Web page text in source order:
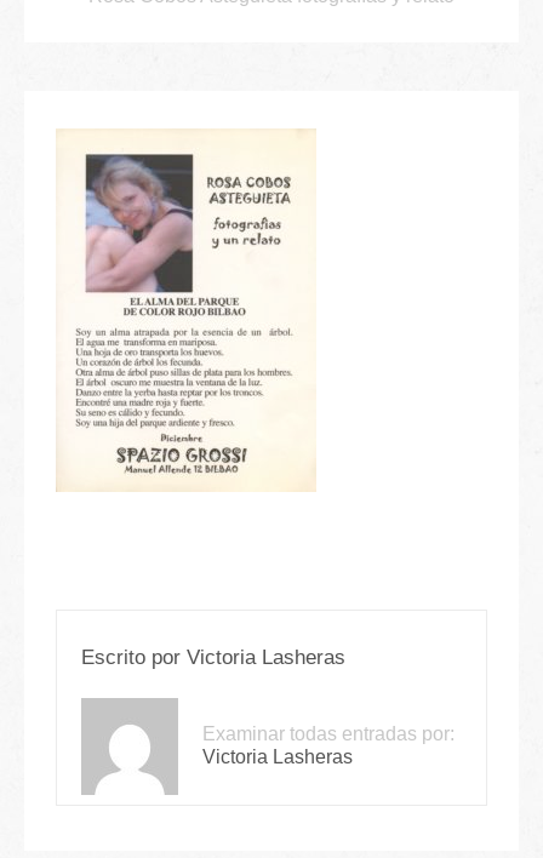
Escrito por Victoria Lasheras
Examinar todas entradas por:
Victoria Lasheras